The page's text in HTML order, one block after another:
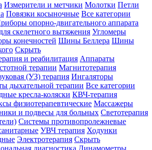
Измерители и метчики Молотки Петли
Повязки косыночные Все категории
опорно-двигательного аппарата
скелетного вытяжения Угломеры
конечностей Шины Беллера Шины
Скрыть
и реабилитация Аппараты
терапии Магнитотерапия
(УЗ) терапия Ингаляторы
дыхательной терапии Все категории
кресла-коляски КВЧ-терапия
физиотерапевтические Массажеры
и подвесы для больных Светотерапия
Системы противопролежневые
УВЧ терапия Ходунки
Электротерапия Скрыть
диагностика Динамометры